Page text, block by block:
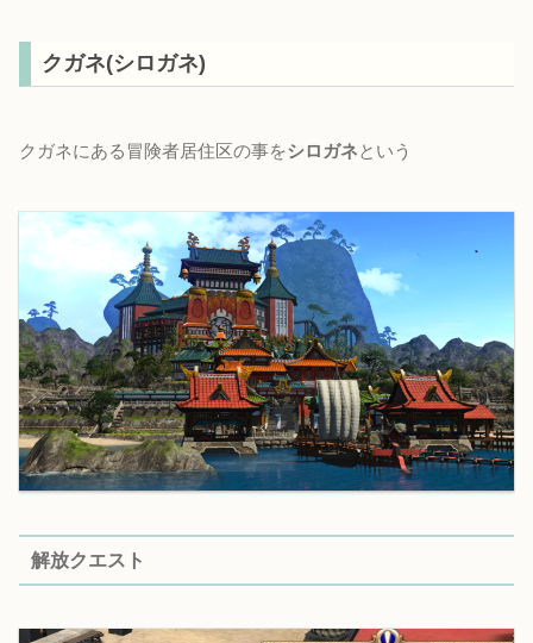
クガネ(シロガネ)
クガネにある冒険者居住区の事をシロガネという
解放クエスト